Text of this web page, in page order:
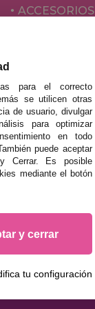
ACCESORIOS
JUEGOS DE
español:
Pontevedra,
cuando el
Rápida en 24
para el correcto
se utilicen otras
de usuario, divulgar
para optimizar
en todo
puede aceptar
Cerrar. Es posible
mediante el botón
y cerrar
tu configuración